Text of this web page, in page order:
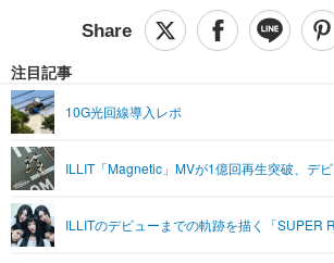
ショッピング
エンタメTOP
グラビア
ショッピング
ライフTOP
リリース一覧
プッシュ通知の停止方法
注目記事
10G光回線導入レポ
ILLIT「Magnetic」MVが1億回再生突破、デ
ILLITのデビューまでの軌跡を描く「SUPER